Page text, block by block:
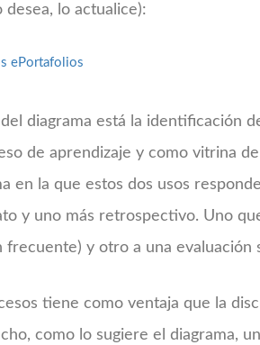
lo actualice):
diagrama está la identificación
de aprendizaje y como vitrina
en la que estos dos usos
y uno más retrospectivo. Uno
y otro a una evaluación
tiene como ventaja que la
como lo sugiere el diagrama,